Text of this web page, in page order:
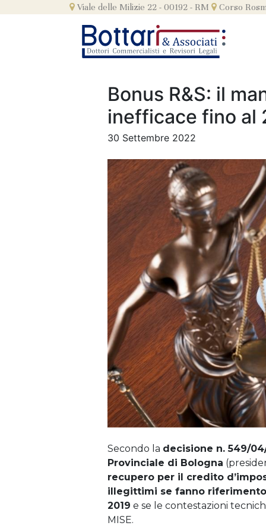
Viale delle Milizie 22 - 00192 - RM Corso
Bonus R&S: il
inefficace fino al
30 Settembre 2022
Secondo la decisione n. 549/
Provinciale di Bologna
recupero per il credito
illegittimi se fanno
2019 e se le contestazioni
MISE.